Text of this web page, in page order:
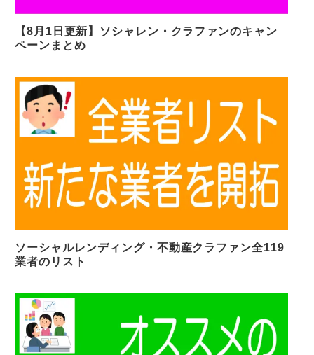
【8月1日更新】ソシャレン・クラファンのキャン
ペーンまとめ
ソーシャルレンディング・不動産クラファン全119
業者のリスト